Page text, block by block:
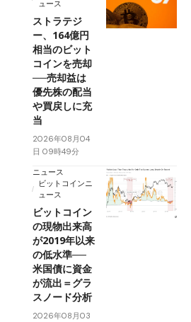
ュース
ストラテジ
ー、164億円
相当のビット
コインを売却
──売却益は
優先株の配当
や買戻しに充
当
2026年08月04
日 09時49分
ニュース
ビットコインニ
ュース
ビットコイン
の現物出来高
が2019年以来
の低水準──
米国債に資金
が流出＝グラ
スノード分析
2026年08月03